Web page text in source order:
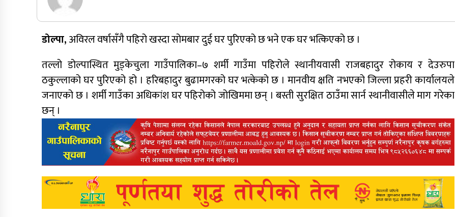
डोल्पा,अविरल वर्षासँगै पहिरो खस्दा सोमबार दुई घर पुरिएको छ भने एक घर भत्किएको छ ।
तल्लो डोल्पास्थित मुड्केचुला गाउँपालिका–७ शर्मी गाउँमा पहिरोले स्थानीयवासी राजबहादुर रोकाय र देउरुपा
ठकुल्लाको घर पुरिएको हो । हरिबहादुर बुढामगरको घर भत्केको छ । मानवीय क्षति नभएको जिल्ला प्रहरी कार्यालयले
जनाएको छ । शर्मी गाउँका अधिकांश घर पहिरोको जोखिममा छन् । बस्ती सुरक्षित ठाउँमा सार्न स्थानीवासीले माग गरेका
छन् ।